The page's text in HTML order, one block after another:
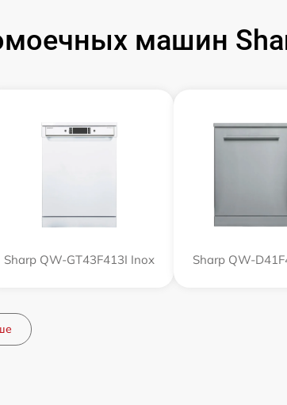
машин
Sharp QW-GT43F413I Inox Sharp QW-